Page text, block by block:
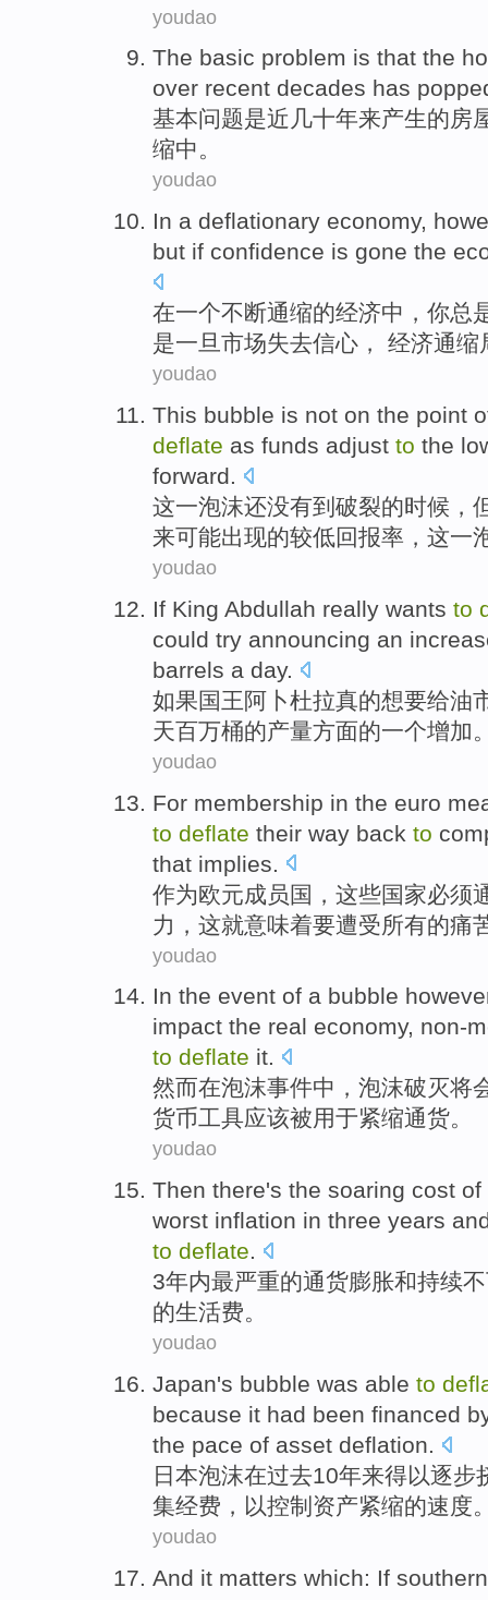
youdao
The basic problem is that the
over recent decades has
基本问题是近 几十年来产生的房
缩中。
youdao
In a deflationary economy,
but if confidence is gone the
在一个不断通缩的经济中， 你总
是一旦市场失去信心 ， 经济通
youdao
This bubble is not on the point
deflate as funds adjust to the
forward.
这一泡沫还没有到 破裂的时候，
来可能出现的较低回报率 ， 这一
youdao
If King Abdullah really wants to
could try announcing an
barrels a day.
如果国王阿卜杜拉真的想要给油
天百万桶的产量方面的一个增加
youdao
For membership in the euro
to deflate their way back to
that implies
作为欧元成员国， 这些国家必须
力 ，这就意味着要遭受所有的痛
youdao
In the event of a bubble
impact the real economy, non-
to deflate it.
然而在泡沫事件中 ，泡沫破灭将
货币工具应该被用于紧缩通货。
youdao
Then there's the soaring cost of
worst inflation in three years
to deflate.
3年内最严重的通货膨胀和持续
的生活费。
youdao
Japan's bubble was able to
because it had been financed
the pace of asset deflation.
日本泡沫在过去10年来得以逐步
集经费 ，以控制 资产紧缩的速度
youdao
And it matters which: If southern